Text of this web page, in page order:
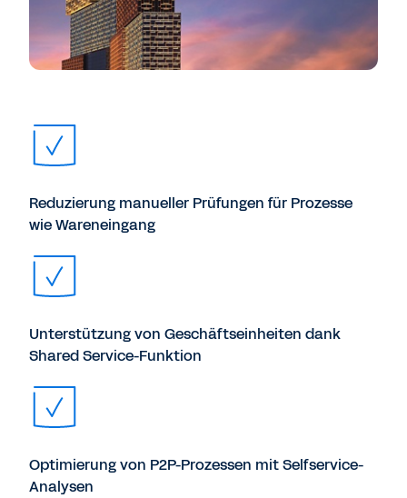
Reduzierung manueller Prüfungen für Prozesse
wie Wareneingang
Unterstützung von Geschäftseinheiten dank
Shared Service-Funktion
Optimierung von P2P-Prozessen mit Selfservice-
Analysen